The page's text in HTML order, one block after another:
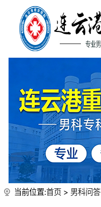
当前位置:首页 > 男科问答